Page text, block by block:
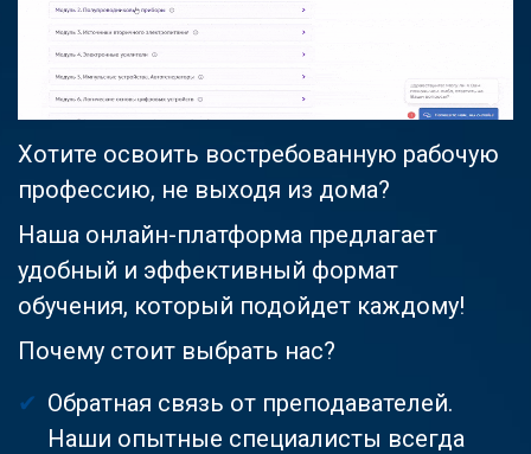
Хотите освоить востребованную рабочую
профессию, не выходя из дома?
Наша онлайн-платформа предлагает
удобный и эффективный формат
обучения, который подойдет каждому!
Почему стоит выбрать нас?
Обратная связь от преподавателей.
Наши опытные специалисты всегда